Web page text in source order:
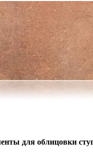
для облицовки